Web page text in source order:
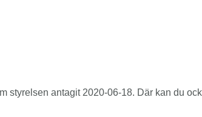
styrelsen antagit 2020-06-18. Där kan du